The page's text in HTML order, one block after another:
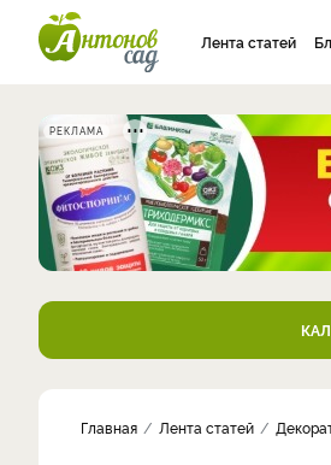
Лента статей
РЕКЛАМА
Главная Лента статей